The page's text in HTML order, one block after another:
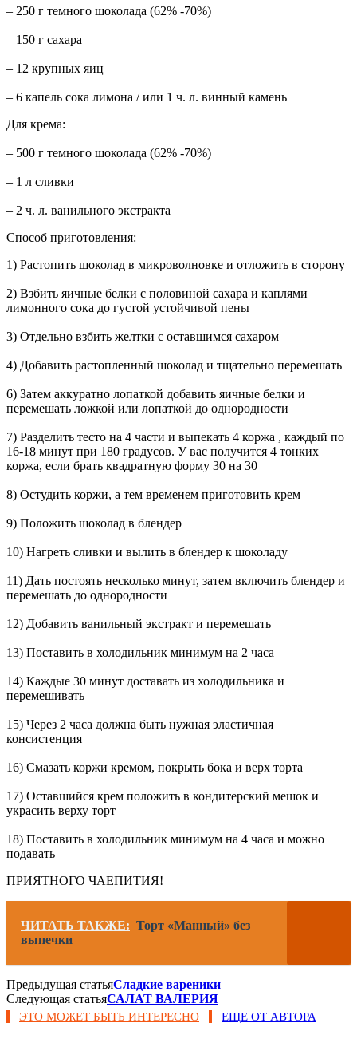
– 250 г темного шоколада (62% -70%)
– 150 г сахара
– 12 крупных яиц
– 6 капель сока лимона / или 1 ч. л. винный камень
Для крема:
– 500 г темного шоколада (62% -70%)
– 1 л сливки
– 2 ч. л. ванильного экстракта
Способ приготовления:
1) Растопить шоколад в микроволновке и отложить в сторону
2) Взбить яичные белки с половиной сахара и каплями
лимонного сока до густой устойчивой пены
3) Отдельно взбить желтки с оставшимся сахаром
4) Добавить растопленный шоколад и тщательно перемешать
6) Затем аккуратно лопаткой добавить яичные белки и
перемешать ложкой или лопаткой до однородности
7) Разделить тесто на 4 части и выпекать 4 коржа , каждый по
16-18 минут при 180 градусов. У вас получится 4 тонких
коржа, если брать квадратную форму 30 на 30
8) Остудить коржи, а тем временем приготовить крем
9) Положить шоколад в блендер
10) Нагреть сливки и вылить в блендер к шоколаду
11) Дать постоять несколько минут, затем включить блендер и
перемешать до однородности
12) Добавить ванильный экстракт и перемешать
13) Поставить в холодильник минимум на 2 часа
14) Каждые 30 минут доставать из холодильника и
перемешивать
15) Через 2 часа должна быть нужная эластичная
консистенция
16) Смазать коржи кремом, покрыть бока и верх торта
17) Оставшийся крем положить в кондитерский мешок и
украсить верху торт
18) Поставить в холодильник минимум на 4 часа и можно
подавать
ПРИЯТНОГО ЧАЕПИТИЯ!
ЧИТАТЬ ТАКЖЕ: Торт «Манный» без
выпечки
Предыдущая статьяСладкие вареники
Следующая статьяСАЛАТ ВАЛЕРИЯ
ЭТО МОЖЕТ БЫТЬ ИНТЕРЕСНО ЕЩЕ ОТ АВТОРА